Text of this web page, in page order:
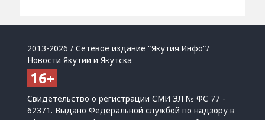
2013-2026 / Сетевое издание "Якутия.Инфо"/
Новости Якутии и Якутска
Свидетельство о регистрации СМИ ЭЛ № ФС 77 -
62371. Выдано Федеральной службой по надзору в